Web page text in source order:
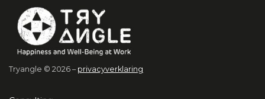
Tryangle © 2026 – privacyverklaring